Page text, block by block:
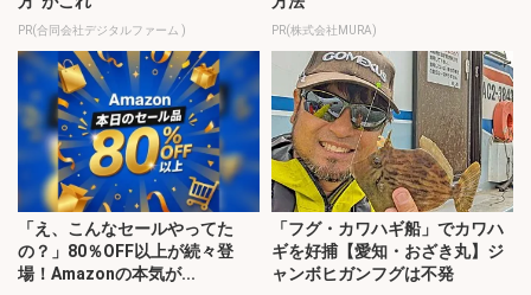
PR(合同会社デジタルファーム ) PR(株式会社MURA)
「え、こんなセールやってた
の？」80％OFF以上が続々登
場！Amazonの本気が...
「フグ・カワハギ船」でカワハ
ギを好捕【愛知・おざき丸】ジ
ャンボヒガンフグは不発